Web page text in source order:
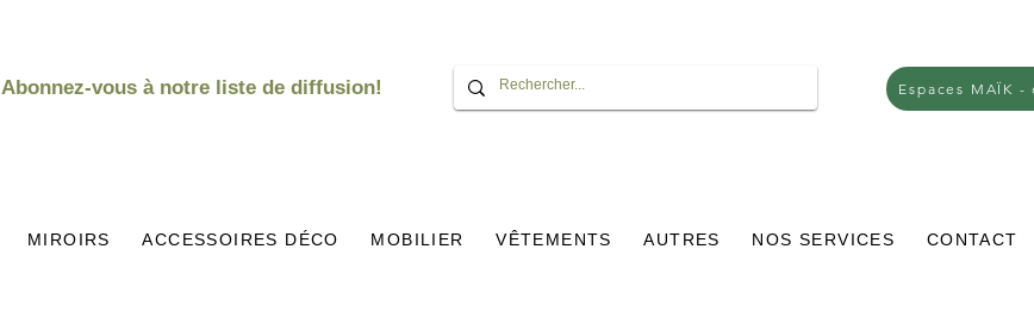
Abonnez-vous à notre liste de diffusion! Espaces MAÏK
MIROIRS ACCESSOIRES DÉCO MOBILIER VÊTEMENTS AUTRES NOS SERVICES CONTACT